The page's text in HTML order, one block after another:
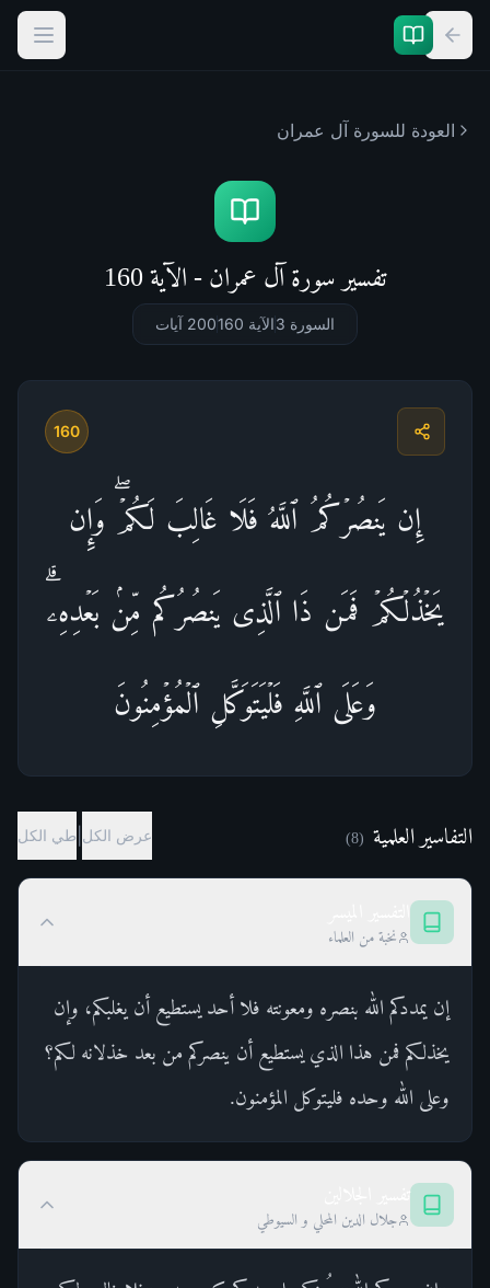
العودة للسورة آل عمران
تفسير سورة آل عمران - الآية 160
السورة 3 الآية 160 200 آيات
160
إِن یَنصُرۡكُمُ ٱللَّهُ فَلَا غَالِبَ لَكُمۡۖ وَإِن
یَخۡذُلۡكُمۡ فَمَن ذَا ٱلَّذِی یَنصُرُكُم مِّنۢ بَعۡدِهِۦۗ
وَعَلَى ٱللَّهِ فَلۡیَتَوَكَّلِ ٱلۡمُؤۡمِنُونَ
التفاسير العلمية (
8
) عرض الكل طي الكل
نخبة من العلماء
إن يمددكم الله بنصره ومعونته فلا أحد يستطيع أن يغلبكم، وإن
يخذلكم فمن هذا الذي يستطيع أن ينصركم من بعد خذلانه لكم؟
وعلى الله وحده فليتوكل المؤمنون.
جلال الدين المحلي و السيوطي